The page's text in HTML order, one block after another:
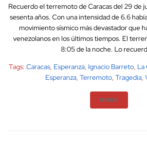
Recuerdo el terremoto de Caracas del 29 de
sesenta años. Con una intensidad de 6.6
movimiento sísmico más devastador que
venezolanos en los últimos tiempos. El
8:05 de la noche. Lo
Tags: Caracas, Esperanza, Ignacio Barreto, La
Esperanza, Terremoto, Tragedia,
MORE